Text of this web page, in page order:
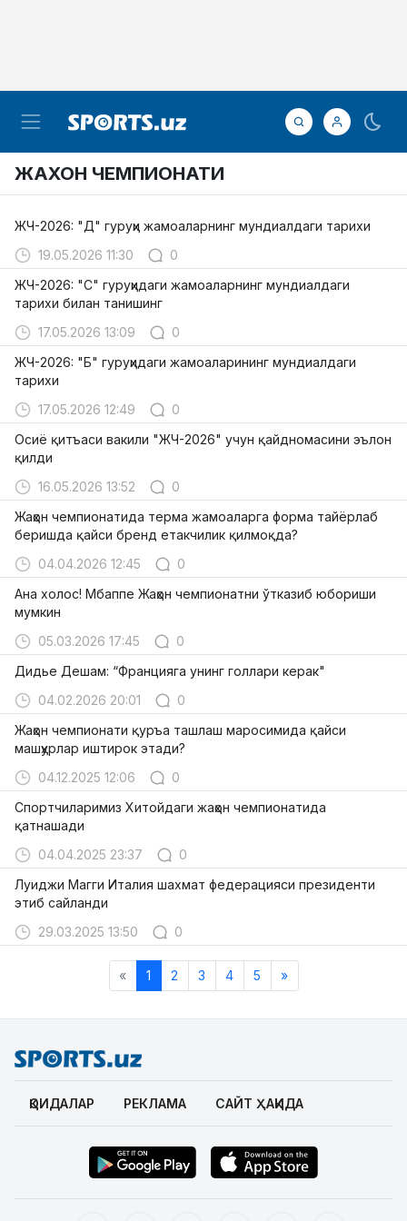
ЖАХОН ЧЕМПИОНАТИ
​ЖЧ-2026: "Д" гуруҳи жамоаларнинг мундиалдаги тарихи
19.05.2026 11:30
0
ЖЧ-2026: "C" гуруҳидаги жамоаларнинг мундиалдаги
тарихи билан танишинг
17.05.2026 13:09
0
ЖЧ-2026: "Б" гуруҳидаги жамоаларининг мундиалдаги
тарихи
17.05.2026 12:49
0
Осиё қитъаси вакили "ЖЧ-2026" учун қайдномасини эълон
қилди
16.05.2026 13:52
0
Жаҳон чемпионатида терма жамоаларга форма тайёрлаб
беришда қайси бренд етакчилик қилмоқда?
04.04.2026 12:45
0
Ана холос! Мбаппе Жаҳон чемпионатни ўтказиб юбориши
мумкин
05.03.2026 17:45
0
Дидье Дешам: “Францияга унинг голлари керак"
04.02.2026 20:01
0
Жаҳон чемпионати қуръа ташлаш маросимида қайси
машҳурлар иштирок этади?
04.12.2025 12:06
0
Спортчиларимиз Хитойдаги жаҳон чемпионатида
қатнашади
04.04.2025 23:37
0
Луиджи Магги Италия шахмат федерацияси президенти
этиб сайланди
29.03.2025 13:50
0
« 1 2 3 4 5 »
ҚОИДАЛАР РЕКЛАМА САЙТ ҲАҚИДА